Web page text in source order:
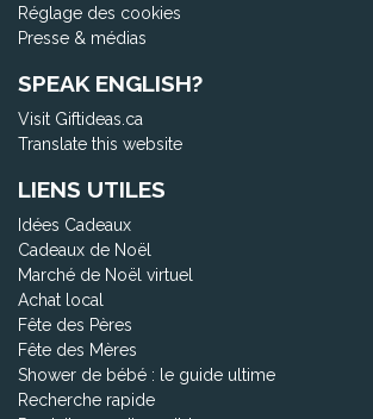
Réglage des cookies
Presse & médias
SPEAK ENGLISH?
Visit Giftideas.ca
Translate this website
LIENS UTILES
Idées Cadeaux
Cadeaux de Noël
Marché de Noël virtuel
Achat local
Fête des Pères
Fête des Mères
Shower de bébé : le guide ultime
Recherche rapide